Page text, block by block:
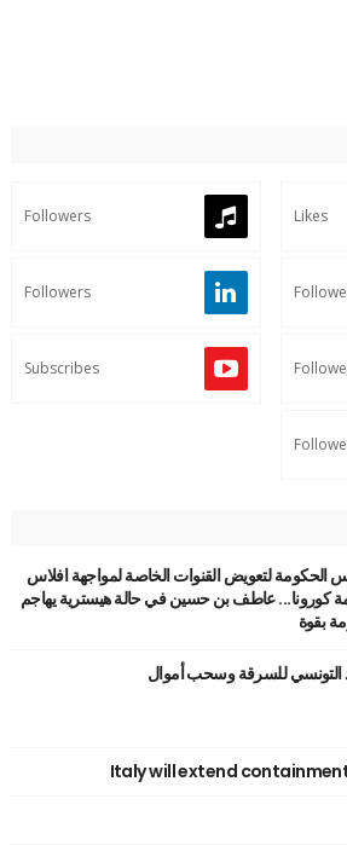
Likes
Followers
Followers
Subscribes
الحكومة لتعويض القنوات الخاصة لمواجهة افلاس
كورونا... عاطف بن حسين في حالة هيسترية يهاجم
بقوة
التونسي للسرقة وسحب أموال
Italy will extend